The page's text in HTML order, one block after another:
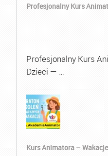
Profesjonalny Kurs
Profesjonalny Kurs
Dzieci — …
Kurs Animatora –